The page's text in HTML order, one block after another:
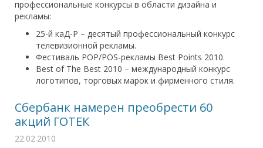
профессиональные конкурсы в области дизайна и
рекламы:
25-й каД-Р – десятый профессиональный конкурс
телевизионной рекламы.
Фестиваль POP/POS-рекламы Best Points 2010.
Best of The Best 2010 – международный конкурс
логотипов, торговых марок и фирменного стиля.
Сбербанк намерен преобрести 60
акций ГОТЕК
22.02.2010